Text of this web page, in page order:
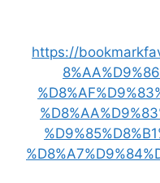
https://